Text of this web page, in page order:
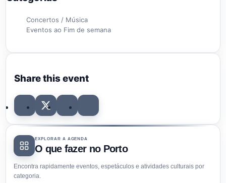
Concertos / Música
Eventos ao Fim de semana
Share this event
EXPLORAR A AGENDA
O que fazer no Porto
Encontra rapidamente eventos, espetáculos e atividades culturais por
categoria.